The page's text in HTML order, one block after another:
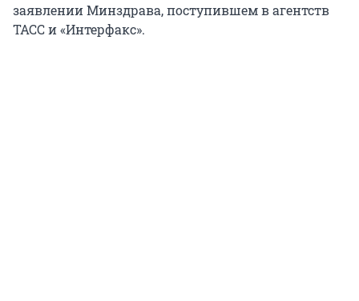
заявлении Минздрава, поступившем в агентств
ТАСС и «Интерфакс».